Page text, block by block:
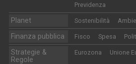
Previdenza
Planet Sostenibilità
Finanza pubblica Fisco Spesa
Strategie &
Regole
Eurozona Unione